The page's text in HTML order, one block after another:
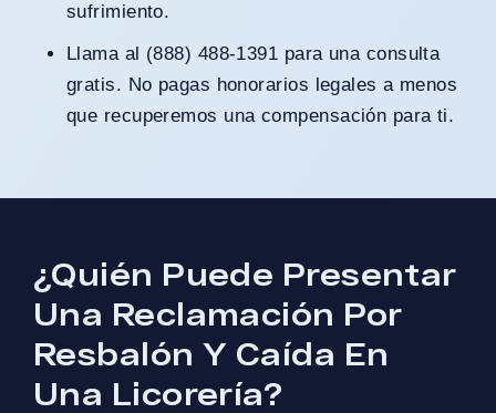
sufrimiento.
Llama al (888) 488-1391 para una consulta
gratis. No pagas honorarios legales a menos
que recuperemos una compensación para ti.
¿Quién Puede Presentar
Una Reclamación Por
Resbalón Y Caída En
Una Licorería?